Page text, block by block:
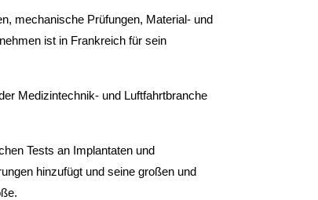
mechanische Prüfungen, Material- und
ist in Frankreich für sein
Medizintechnik- und Luftfahrtbranche
Tests an Implantaten und
hinzufügt und seine großen und